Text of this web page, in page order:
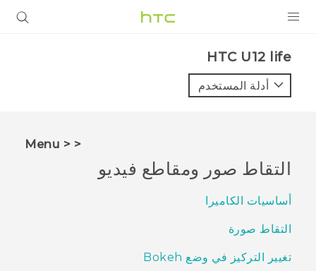
VIVE
VIVERSE
البرامج + التطبيقات
الدعم
أجهزة HTC والملحقات
HTC U12 life‎
أدلة المستخدم
< < Menu
التقاط صور ومقاطع فيديو
أساسيات الكاميرا
التقاط صورة
تغيير التركيز في وضع Bokeh